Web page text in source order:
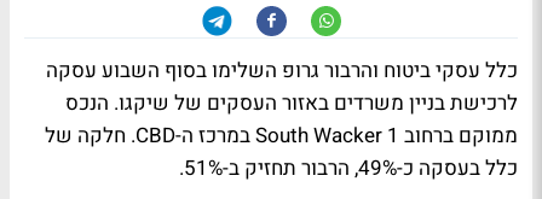
כלל עסקי ביטוח והרבור גרופ השלימו בסוף השבוע עסקה
לרכישת בניין משרדים באזור העסקים של שיקגו. הנכס
ממוקם ברחוב 1 South Wacker במרכז ה-CBD. חלקה של
כלל בעסקה כ-49%, הרבור תחזיק ב-51%.